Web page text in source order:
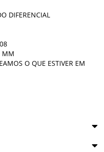
DIFERENCIAL
MM
O QUE ESTIVER EM